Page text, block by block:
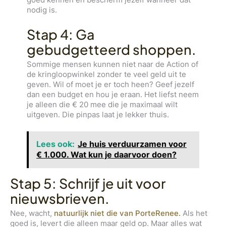
nodig is.
Stap 4: Ga
gebudgetteerd shoppen.
Sommige mensen kunnen niet naar de Action of
de kringloopwinkel zonder te veel geld uit te
geven. Wil of moet je er toch heen? Geef jezelf
dan een budget en hou je eraan. Het liefst neem
je alleen die € 20 mee die je maximaal wilt
uitgeven. Die pinpas laat je lekker thuis.
Lees ook: Je huis verduurzamen voor
€ 1.000. Wat kun je daarvoor doen?
Stap 5: Schrijf je uit voor
nieuwsbrieven.
Nee, wacht, natuurlijk niet die van PorteRenee. Als het
goed is, levert die alleen maar geld op. Maar alles wat